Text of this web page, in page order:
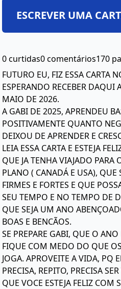
0 curtidas0 comentários170
FUTURO EU, FIZ ESSA CARTA
ESPERANDO RECEBER DAQUI
MAIO DE 2026.
A GABI DE 2025, APRENDEU
POSITIVAMENTE QUANTO
DEIXOU DE APRENDER E
LEIA ESSA CARTA E ESTEJA
QUE JA TENHA VIAJADO
PLANO ( CANADÁ E USA), QUE
FIRMES E FORTES E QUE
SEU TEMPO E NO TEMPO DE
QUE SEJA UM ANO
BOAS E BENCÃOS.
SE PREPARE GABI, QUE O
FIQUE COM MEDO DO QUE
JOGA. APROVEITE A VIDA, PQ
PRECISA, REPITO, PRECISA
QUE VOCE ESTEJA FELIZ COM
ESCREVER UMA